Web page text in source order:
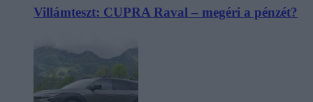
Villámteszt: CUPRA Raval – megéri a pénzét?